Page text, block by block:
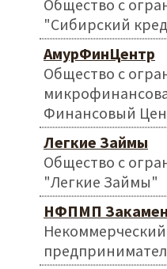
Общество с
"Сибирский
АмурФинЦентр
Общество с
Финансовый
Легкие Займы
Общество с
"Легкие Займы"
НФПМП